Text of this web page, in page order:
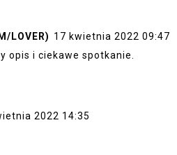
LOVER) 17 kwietnia 2022 09:47
opis i ciekawe spotkanie.
2022 14:35